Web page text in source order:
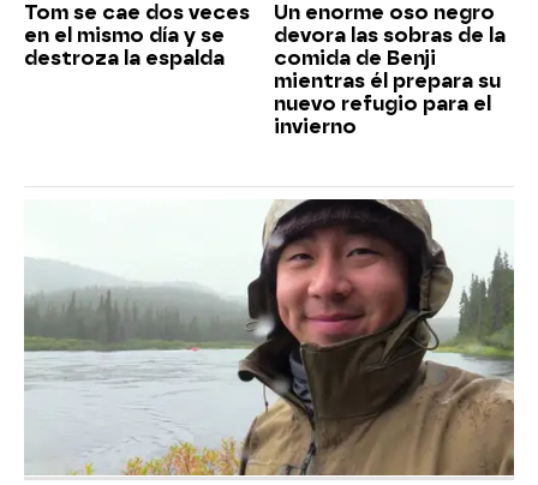
Tom se cae dos veces
en el mismo día y se
destroza la espalda
Un enorme oso negro
devora las sobras de la
comida de Benji
mientras él prepara su
nuevo refugio para el
invierno